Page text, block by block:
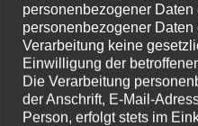
personenbezogener
personenbezogener
Verarbeitung keine
Einwilligung der
Die Verarbeitung
der Anschrift, E-Mail-
Person, erfolgt stets im